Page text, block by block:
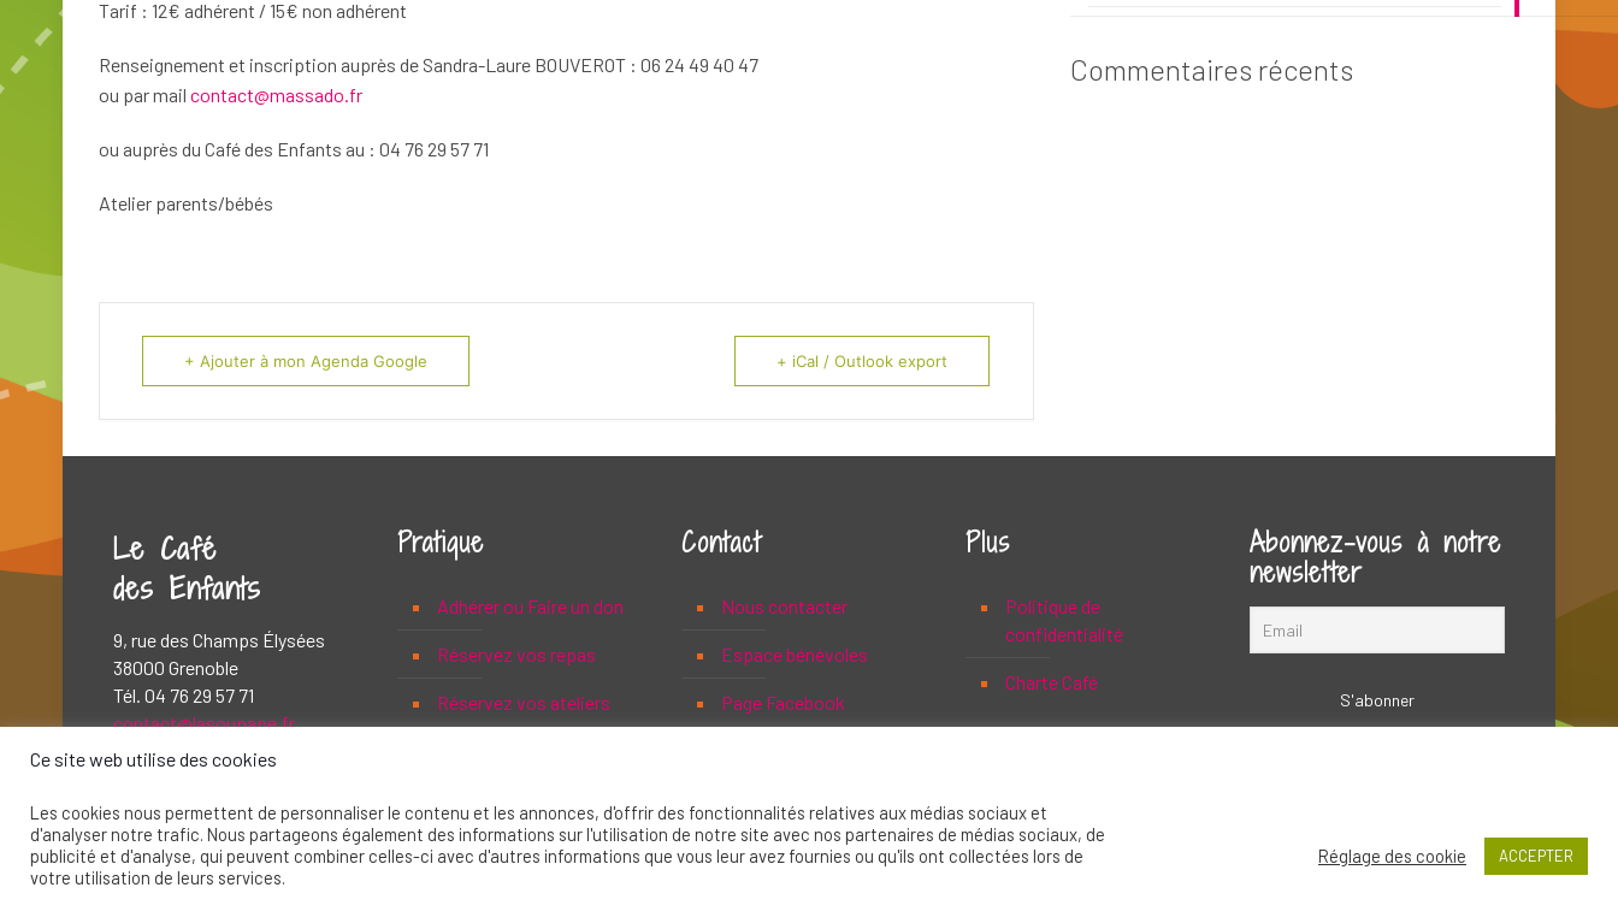
Tarif : 12€ adhérent / 15€ non adhérent
Renseignement et inscription auprès de Sandra-Laure BOUVEROT : 06 24 49 40 47
ou par mail contact@massado.fr
ou auprès du Café des Enfants au : 04 76 29 57 71
Atelier parents/bébés
+ Ajouter à mon Agenda Google + iCal / Outlook export
Commentaires récents
Le Café
des Enfants
9, rue des Champs Élysées
38000 Grenoble
Tél. 04 76 29 57 71
contact@lasoupape.fr
Pratique
Adhérer ou Faire un don
Réservez vos repas
Réservez vos ateliers
Contact
Nous contacter
Espace bénévoles
Page Facebook
Plus
Politique de
confidentialité
Charte Café
Abonnez-vous à notre
newsletter
© 2020 - La Soupape Association - Création parCKay
Ce site web utilise des cookies
Les cookies nous permettent de personnaliser le contenu et les annonces, d'offrir des fonctionnalités relatives aux médias sociaux et
d'analyser notre trafic. Nous partageons également des informations sur l'utilisation de notre site avec nos partenaires de médias sociaux, de
publicité et d'analyse, qui peuvent combiner celles-ci avec d'autres informations que vous leur avez fournies ou qu'ils ont collectées lors de
votre utilisation de leurs services.
Réglage des cookie ACCEPTER